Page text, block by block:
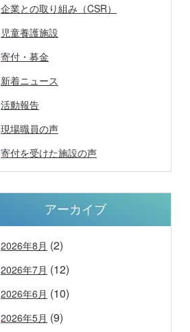
企業との取り組み（CSR）
児童養護施設
寄付・募金
新着ニュース
活動報告
現場職員の声
寄付を受けた施設の声
アーカイブ
2026年8月 (2)
2026年7月 (12)
2026年6月 (10)
2026年5月 (9)